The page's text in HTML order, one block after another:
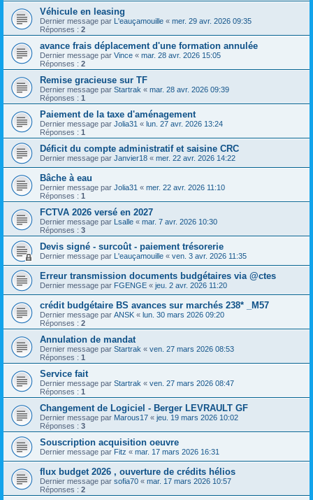
Véhicule en leasing
Dernier message par L'eauçamouille « mer. 29 avr. 2026 09:35
Réponses : 2
avance frais déplacement d'une formation annulée
Dernier message par Vince « mar. 28 avr. 2026 15:05
Réponses : 2
Remise gracieuse sur TF
Dernier message par Startrak « mar. 28 avr. 2026 09:39
Réponses : 1
Paiement de la taxe d'aménagement
Dernier message par Jolia31 « lun. 27 avr. 2026 13:24
Réponses : 1
Déficit du compte administratif et saisine CRC
Dernier message par Janvier18 « mer. 22 avr. 2026 14:22
Bâche à eau
Dernier message par Jolia31 « mer. 22 avr. 2026 11:10
Réponses : 1
FCTVA 2026 versé en 2027
Dernier message par Lsalle « mar. 7 avr. 2026 10:30
Réponses : 3
Devis signé - surcoût - paiement trésorerie
Dernier message par L'eauçamouille « ven. 3 avr. 2026 11:35
Erreur transmission documents budgétaires via @ctes
Dernier message par FGENGE « jeu. 2 avr. 2026 11:20
crédit budgétaire BS avances sur marchés 238* _M57
Dernier message par ANSK « lun. 30 mars 2026 09:20
Réponses : 2
Annulation de mandat
Dernier message par Startrak « ven. 27 mars 2026 08:53
Réponses : 1
Service fait
Dernier message par Startrak « ven. 27 mars 2026 08:47
Réponses : 1
Changement de Logiciel - Berger LEVRAULT GF
Dernier message par Marous17 « jeu. 19 mars 2026 10:02
Réponses : 3
Souscription acquisition oeuvre
Dernier message par Fitz « mar. 17 mars 2026 16:31
flux budget 2026 , ouverture de crédits hélios
Dernier message par sofia70 « mar. 17 mars 2026 10:57
Réponses : 2